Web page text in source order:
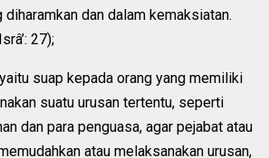
diharamkan dan dalam kemaksiatan.
27);
suap kepada orang yang memiliki
suatu urusan tertentu, seperti
dan para penguasa, agar pejabat atau
atau melaksanakan urusan,